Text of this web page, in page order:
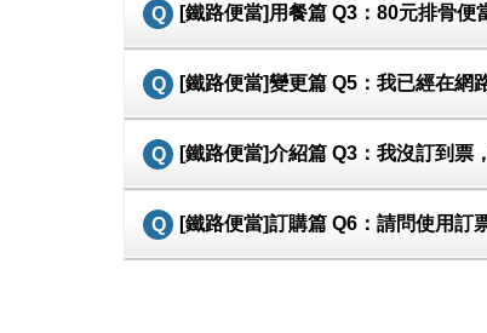
[鐵路便當]用餐篇 Q3：80元排骨便
[鐵路便當]變更篇 Q5：我已經在網
[鐵路便當]介紹篇 Q3：我沒訂到票
[鐵路便當]訂購篇 Q6：請問使用訂